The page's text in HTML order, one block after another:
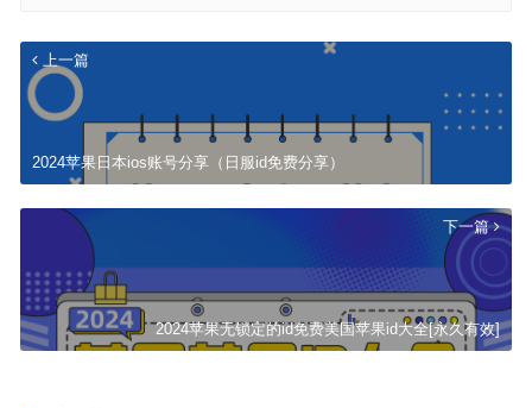
上一篇
2024苹果日本ios账号分享（日服id免费分享）
下一篇
2024苹果无锁定的id免费美国苹果id大全[永久有效]